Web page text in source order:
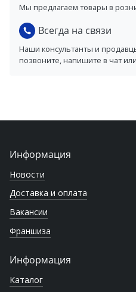
Мы предлагаем товары в
Всегда на связи
Наши консультанты и
позвоните, напишите в чат
Информация
Новости
Доставка и оплата
Вакансии
Франшиза
Информация
Каталог